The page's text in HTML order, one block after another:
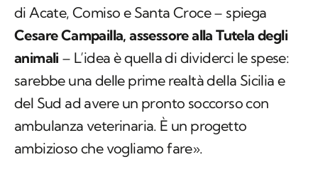
di Acate, Comiso e Santa Croce – spiega
Cesare Campailla, assessore alla Tutela degli
animali – L’idea è quella di dividerci le spese:
sarebbe una delle prime realtà della Sicilia e
del Sud ad avere un pronto soccorso con
ambulanza veterinaria. È un progetto
ambizioso che vogliamo fare».